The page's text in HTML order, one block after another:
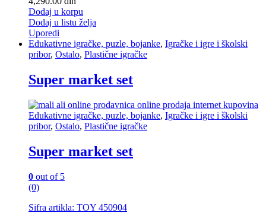
Dodaj u korpu
Dodaj u listu želja
Uporedi
Edukativne igračke, puzle, bojanke, Igračke i igre i školski
pribor, Ostalo, Plastične igračke
Super market set
Edukativne igračke, puzle, bojanke, Igračke i igre i školski
pribor, Ostalo, Plastične igračke
Super market set
0 out of 5
(0)
Sifra artikla: TOY 450904